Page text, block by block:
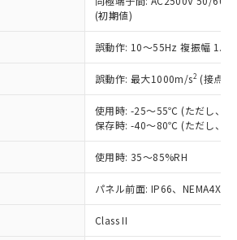
(初期値)
誤動作: 10～55Hz 複振幅
誤動作: 最大1000m/s2 (接点
使用時: -25～55℃ (ただし、氷
保存時: -40～80℃ (ただし、氷
使用時: 35～85%RH
パネル前面: IP66、NEMA4X,
Class II
納期状況および標準価格はお客
取引先、またはお客様担当のオ
制御機器販売店・当社販売員に
ン制御機器販売店や当社販売拠
販売ネットワーク
」をご確認
承諾なく第三者に漏洩または開
いようお願いします。
ーツ機能（部品リスト作成サー
ご利用いただくには、I-Web
ーズにご登録されている必要が
以下、フタル酸ビス(2-エチルヘキシ
：DOP) 1000ppm以下、フタル酸ブチ
以下、フタル酸ジイソブチル
令で産業用監視および制御機器に対する
ル類の４物質については閾値を超える意
ことを確認しています。
月
り替え状況などにより、予定
ことがあります。
、 PBDEs(ポリ臭化ジフェニルエーテ
、 BBP(フタル酸ブチルベンジ
ビス(2-エチルヘキシル)) : 1000ppm
物質（10物質）のすべてが基
ることを示します。
の使用状況下において有害物
えいし、環境に深刻な影響を
数を意味します。
規制貨物を破棄する場合は、完
砕するなど、違法に輸出されな
必要な手段を講じます。
貴社製品を、核兵器、ミサイ
学兵器、生物兵器またはその他
びにこれらの製造装置等に一切
、貴社製品を第三者に販売する
、上記1、2および3の内容を当
者に通知します。また当社は、
および販売に係わる関係者が違
いたしません。
一定数以上の在庫あり
一定数には満たないが在庫あり
在庫なし(最新の在庫状況につ
いては、お客様のお取引先、ま
たはお客様担当のオムロン制御
機器販売店・当社販売員にご確
受注生産機種、また在庫状況の
情報を公開していない機種